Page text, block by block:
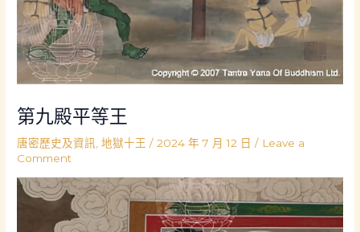
第九殿平等王
唐密歷史及資訊 ,地獄十王 /2024 年 7 月 12 日/ Leave a
Comment